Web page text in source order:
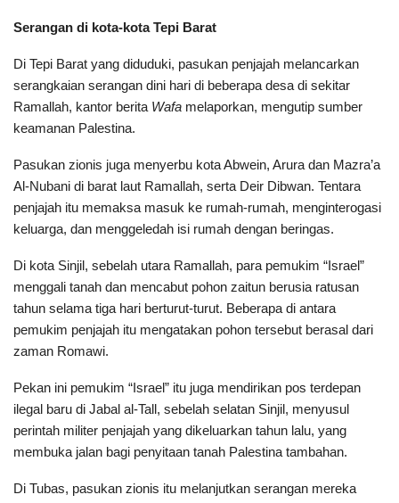
Serangan di kota-kota Tepi Barat
Di Tepi Barat yang diduduki, pasukan penjajah melancarkan
serangkaian serangan dini hari di beberapa desa di sekitar
Ramallah, kantor berita Wafa melaporkan, mengutip sumber
keamanan Palestina.
Pasukan zionis juga menyerbu kota Abwein, Arura dan Mazra’a
Al-Nubani di barat laut Ramallah, serta Deir Dibwan. Tentara
penjajah itu memaksa masuk ke rumah-rumah, menginterogasi
keluarga, dan menggeledah isi rumah dengan beringas.
Di kota Sinjil, sebelah utara Ramallah, para pemukim “Israel”
menggali tanah dan mencabut pohon zaitun berusia ratusan
tahun selama tiga hari berturut-turut. Beberapa di antara
pemukim penjajah itu mengatakan pohon tersebut berasal dari
zaman Romawi.
Pekan ini pemukim “Israel” itu juga mendirikan pos terdepan
ilegal baru di Jabal al-Tall, sebelah selatan Sinjil, menyusul
perintah militer penjajah yang dikeluarkan tahun lalu, yang
membuka jalan bagi penyitaan tanah Palestina tambahan.
Di Tubas, pasukan zionis itu melanjutkan serangan mereka